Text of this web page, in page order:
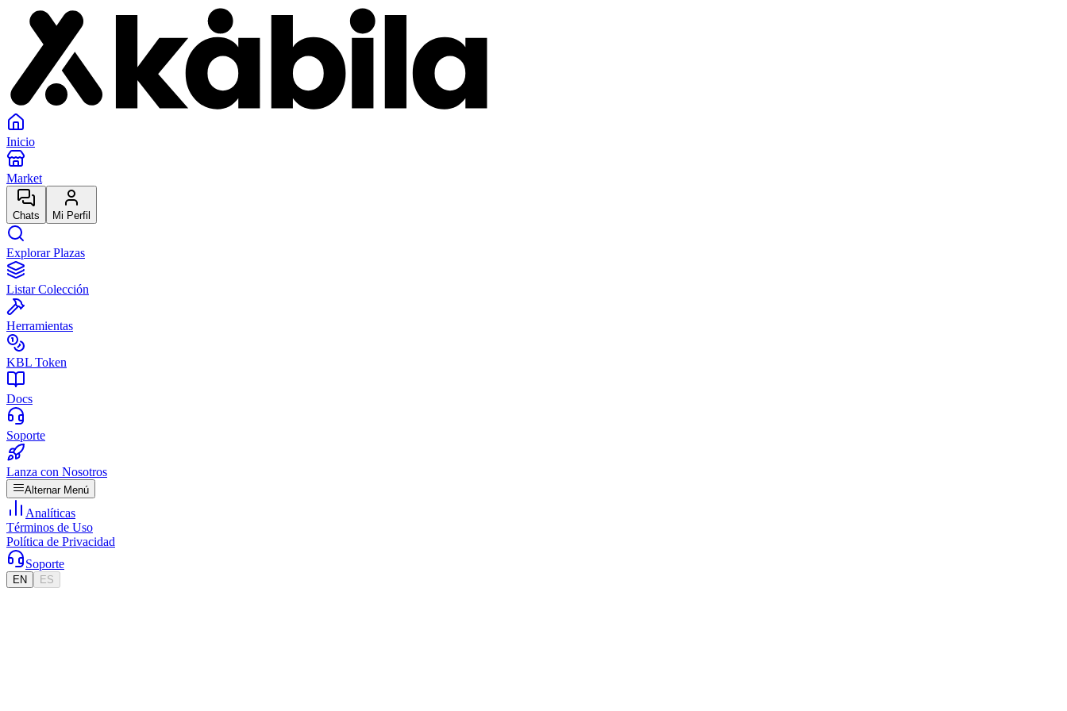
Inicio
Market
Chats Mi Perfil
Explorar Plazas
Listar Colección
Herramientas
KBL Token
Docs
Soporte
Lanza con Nosotros
Alternar Menú
Analíticas
Términos de Uso
Política de Privacidad
Soporte
EN ES